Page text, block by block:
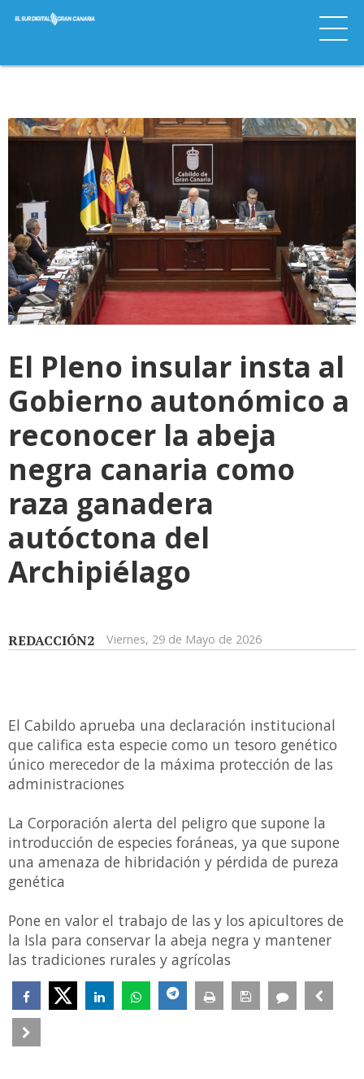
El Pleno insular insta al
Gobierno autonómico a
reconocer la abeja
negra canaria como
raza ganadera
autóctona del
Archipiélago
REDACCIÓN2 Viernes, 29 de Mayo de 2026
El Cabildo aprueba una declaración institucional
que califica esta especie como un tesoro genético
único merecedor de la máxima protección de las
administraciones
La Corporación alerta del peligro que supone la
introducción de especies foráneas, ya que supone
una amenaza de hibridación y pérdida de pureza
genética
Pone en valor el trabajo de las y los apicultores de
la Isla para conservar la abeja negra y mantener
las tradiciones rurales y agrícolas